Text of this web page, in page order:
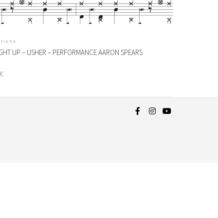
UP – USHER – PERFORMANCE AARON SPEARS